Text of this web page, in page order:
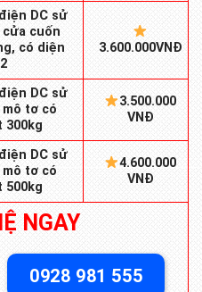
DC sử
cuốn
có diện
3.600.000VNĐ
DC sử
tơ có
300kg
3.500.000
VNĐ
DC sử
tơ có
500kg
4.600.000
VNĐ
NGAY
0928 981 555